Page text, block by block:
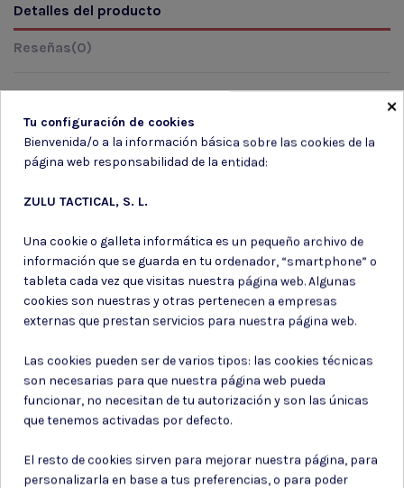
Detalles del producto
Reseñas(0)
Marca
Suscríbete a nuestro boletín
Puede darse de baja en cualquier momento. Para ello, consulte nuestra
información de contacto en el aviso legal.
Consiento el uso de mis datos para los fines indicados en la
Consiento el uso de mis datos personales para recibir publicidad
de su entidad.
×
Tu configuración de cookies
Bienvenida/o a la información básica sobre las cookies de la
página web responsabilidad de la entidad:
ZULU TACTICAL, S. L.
Una cookie o galleta informática es un pequeño archivo de
información que se guarda en tu ordenador, “smartphone” o
tableta cada vez que visitas nuestra página web. Algunas
cookies son nuestras y otras pertenecen a empresas
externas que prestan servicios para nuestra página web.
Las cookies pueden ser de varios tipos: las cookies técnicas
son necesarias para que nuestra página web pueda
funcionar, no necesitan de tu autorización y son las únicas
que tenemos activadas por defecto.
El resto de cookies sirven para mejorar nuestra página, para
personalizarla en base a tus preferencias, o para poder